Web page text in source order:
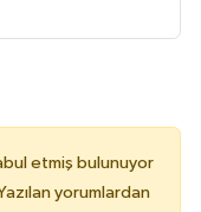
etmiş bulunuyor
yorumlardan